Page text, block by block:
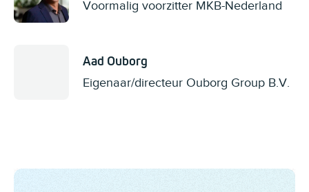
Voormalig voorzitter MKB-Nederland
Aad Ouborg
Eigenaar/directeur Ouborg Group B.V.